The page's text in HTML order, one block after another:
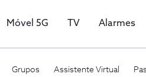
Móvel 5G TV Alarmes
Grupos Assistente Virtual